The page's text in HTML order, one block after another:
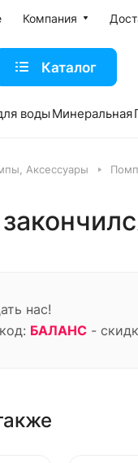
Компания
Каталог
воды Минеральная
Аксессуары
нас!
БАЛАНС -